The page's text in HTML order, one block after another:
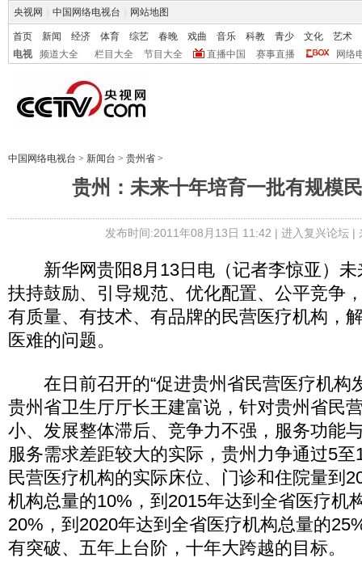
央视网 中国网络电视台 网站地图
首页 新闻 经济 体育 综艺 春晚 戏曲 音乐 科教 青少 文化
艺术
电视
频道大全 栏目大全 节目大全 直播中国 赛事直播 网络
中国网络电视台 > 新闻台 > 贵州省 >
贵州：未来十年培育一批有规模
发布时间:2011年08月13日 11:42 | 进入复兴论坛|
新华网贵阳8月13日电（记者李惊亚）未
扶持鼓励、引导规范、优化配置、公平竞争
有质量、有技术、有品牌的民营医疗机构，
医难的问题。
在日前召开的“促进贵州省民营医疗机构
贵州省卫生厅厅长王建富说，针对贵州省民
小、发展整体滞后、竞争力不强，服务功能
服务需求差距较大的实际，贵州力争通过5
民营医疗机构的实际床位、门诊和住院量到
机构总量的10%，到2015年达到全省医疗机
20%，到2020年达到全省医疗机构总量的
有突破、五年上台阶，十年大跨越的目标。